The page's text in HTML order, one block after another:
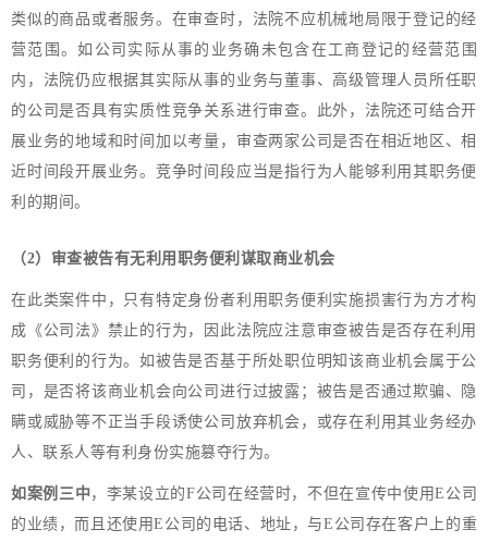
类似的商品或者服务。在审查时，法院不应机械地局限于登记的经
营范围。如公司实际从事的业务确未包含在工商登记的经营范围
内，法院仍应根据其实际从事的业务与董事、高级管理人员所任职
的公司是否具有实质性竞争关系进行审查。此外，法院还可结合开
展业务的地域和时间加以考量，审查两家公司是否在相近地区、相
近时间段开展业务。竞争时间段应当是指行为人能够利用其职务便
利的期间。
（2） 审查被告有无利用职务便利谋取商业机会
在此类案件中，只有特定身份者利用职务便利实施损害行为方才构
成《公司法》禁止的行为，因此法院应注意审查被告是否存在利用
职务便利的行为。如被告是否基于所处职位明知该商业机会属于公
司，是否将该商业机会向公司进行过披露；被告是否通过欺骗、隐
瞒或威胁等不正当手段诱使公司放弃机会，或存在利用其业务经办
人、联系人等有利身份实施篡夺行为。
如案例三中，李某设立的F公司在经营时，不但在宣传中使用E公司
的业绩，而且还使用E公司的电话、地址，与E公司存在客户上的重